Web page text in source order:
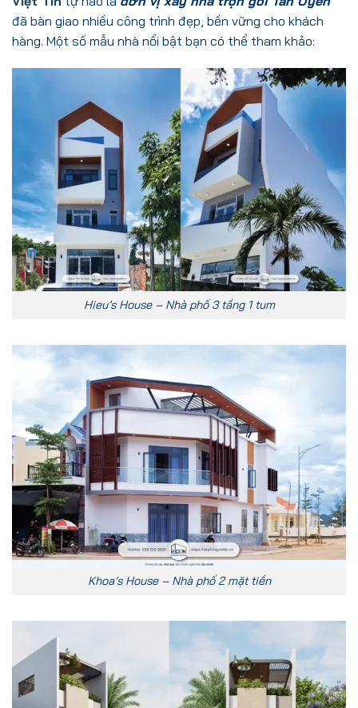
đã bàn giao nhiều công trình đẹp, bền vững cho khách
hàng. Một số mẫu nhà nổi bật bạn có thể tham khảo:
Hieu’s House – Nhà phố 3 tầng 1 tum
Khoa’s House – Nhà phố 2 mặt tiền